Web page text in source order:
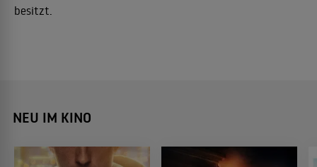
besitzt.
NEU IM KINO